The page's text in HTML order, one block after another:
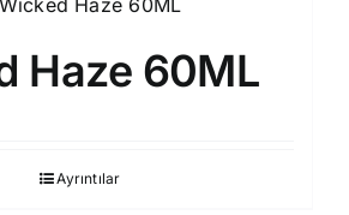
Haze 60ML
Ayrıntılar